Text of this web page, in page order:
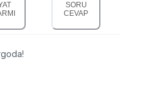
SORU
CEVAP